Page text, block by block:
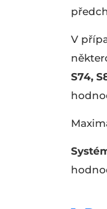
V
S74,